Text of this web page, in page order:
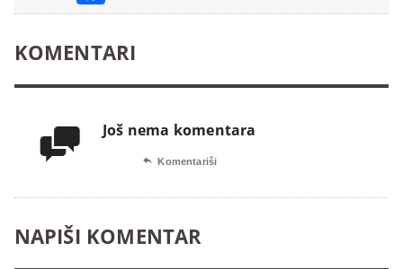
KOMENTARI
 Još nema komentara
 Komentariši
NAPIŠI KOMENTAR